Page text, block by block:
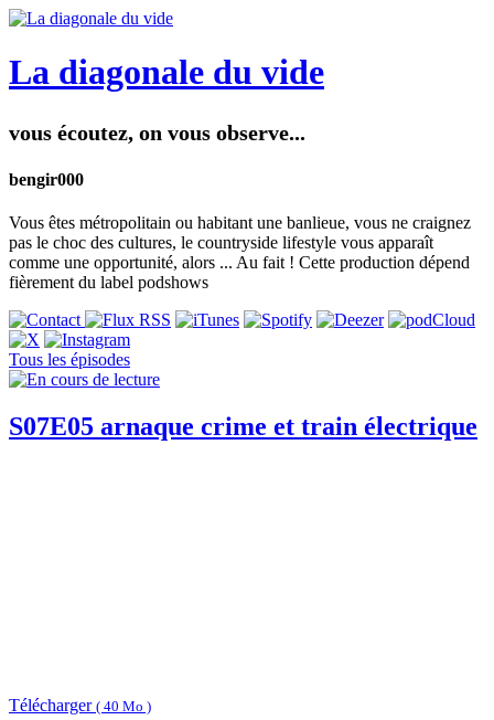
La diagonale du vide
vous écoutez, on vous observe...
bengir000
Vous êtes métropolitain ou habitant une banlieue, vous ne craignez
pas le choc des cultures, le countryside lifestyle vous apparaît
comme une opportunité, alors ... Au fait ! Cette production dépend
fièrement du label podshows
Tous les épisodes
S07E05 arnaque crime et train électrique
Télécharger ( 40 Mo )